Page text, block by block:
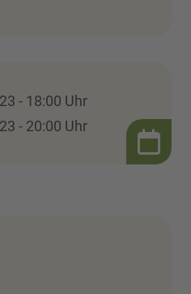
- 18:00 Uhr
- 20:00 Uhr